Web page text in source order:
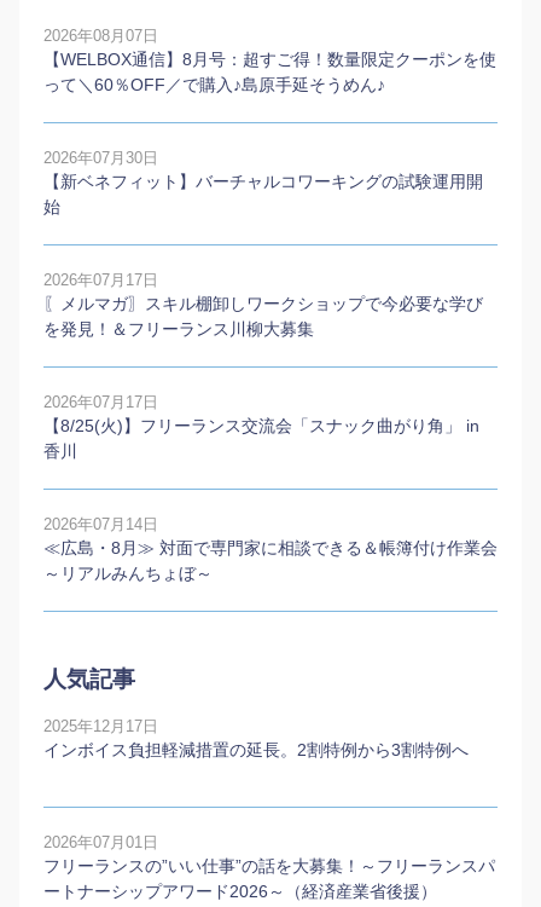
2026年08月07日
【WELBOX通信】8月号：超すご得！数量限定クーポンを使
って＼60％OFF／で購入♪島原手延そうめん♪
2026年07月30日
【新ベネフィット】バーチャルコワーキングの試験運用開
始
2026年07月17日
〖メルマガ〗スキル棚卸しワークショップで今必要な学び
を発見！＆フリーランス川柳大募集
2026年07月17日
【8/25(火)】フリーランス交流会「スナック曲がり角」 in
香川
2026年07月14日
≪広島・8月≫ 対面で専門家に相談できる＆帳簿付け作業会
～リアルみんちょぼ～
人気記事
2025年12月17日
インボイス負担軽減措置の延長。2割特例から3割特例へ
2026年07月01日
フリーランスの”いい仕事”の話を大募集！～フリーランスパ
ートナーシップアワード2026～（経済産業省後援）